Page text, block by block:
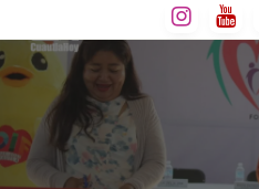
al
contenido